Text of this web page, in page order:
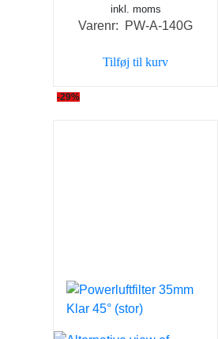
oprindelige
pris
125,00 kr..
pris
inkl. moms
Varenr: PW-A-140G
Tilføj til kurv
-29%